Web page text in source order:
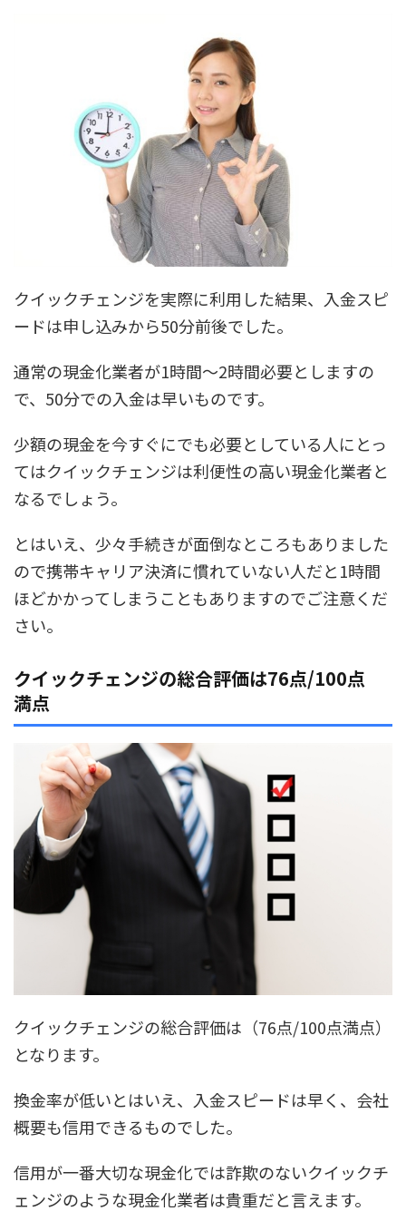
クイックチェンジを実際に利用した結果、入金スピ
ードは申し込みから50分前後でした。
通常の現金化業者が1時間～2時間必要としますの
で、50分での入金は早いものです。
少額の現金を今すぐにでも必要としている人にとっ
てはクイックチェンジは利便性の高い現金化業者と
なるでしょう。
とはいえ、少々手続きが面倒なところもありました
ので携帯キャリア決済に慣れていない人だと1時間
ほどかかってしまうこともありますのでご注意くだ
さい。
クイックチェンジの総合評価は76点/100点
満点
クイックチェンジの総合評価は（76点/100点満点）
となります。
換金率が低いとはいえ、入金スピードは早く、会社
概要も信用できるものでした。
信用が一番大切な現金化では詐欺のないクイックチ
ェンジのような現金化業者は貴重だと言えます。